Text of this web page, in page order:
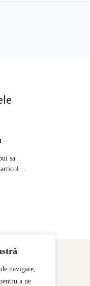
navigare,
a ne
sa
articol…